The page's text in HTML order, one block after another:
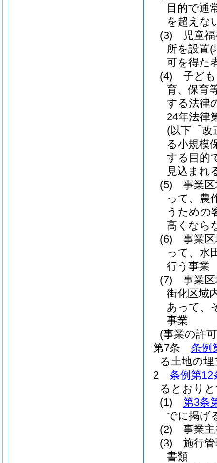
目的で通
を超えな
(3)
児童
所を設置(
可を得た
(4)
子ど
育、保育
する法律
24年法律
(以下「改
る小規模
する目的
見込まれ
(5)
事業
って、農
うための
高くなら
(6)
事業
って、水
行う事業
(7)
事業
街化区域
あって、
事業
(事業の許
第7条
条例
る土地の
2
条例第12
るとおり
(1)
第3条
でに掲げ
(2)
事業
(3)
施行
書類